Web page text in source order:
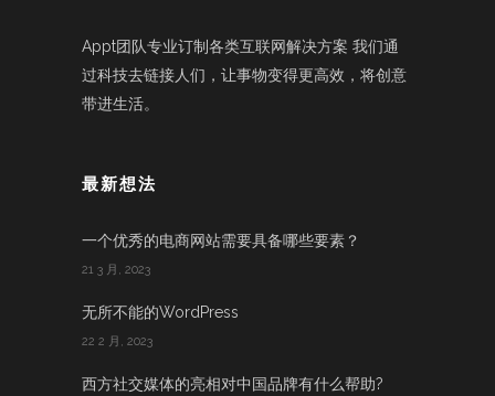
Appt团队专业订制各类互联网解决方案 我们通
过科技去链接人们，让事物变得更高效，将创意
带进生活。
最新想法
一个优秀的电商网站需要具备哪些要素？
21 3 月, 2023
无所不能的WordPress
22 2 月, 2023
西方社交媒体的亮相对中国品牌有什么帮助?